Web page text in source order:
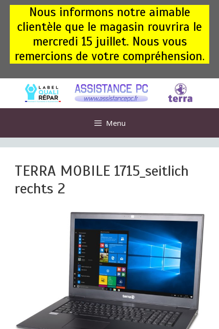
Aller
contenu
Nous informons notre aimable
clientèle que le magasin rouvrira le
mercredi 15 juillet. Nous vous
remercions de votre compréhension.
Menu
TERRA MOBILE 1715_seitlich
rechts 2